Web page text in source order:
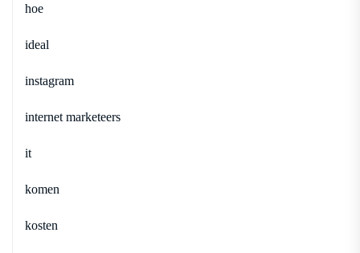
hoe
ideal
instagram
internet marketeers
it
komen
kosten